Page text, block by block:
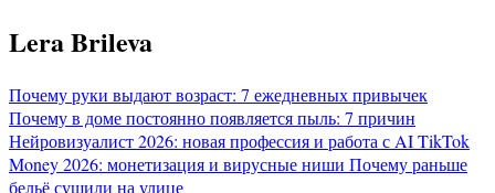
Перейти
к
Lera Brileva
Почему руки выдают возраст: 7 ежедневных привычек
Почему в доме постоянно появляется пыль: 7 причин
Нейровизуалист 2026: новая профессия и работа с AITikTok
Money 2026: монетизация и вирусные ниши Почему раньше
бельё сушили на улице